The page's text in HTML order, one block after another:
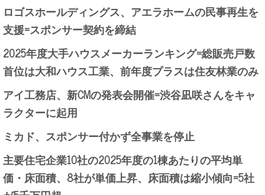
ロゴスホールディングス、アエラホームの民事再生を
支援=スポンサー契約を締結
2025年度大手ハウスメーカーランキング=総販売戸数
首位は大和ハウス工業、前年度プラスは住友林業のみ
アイ工務店、新CMの発表会開催=渋谷凪咲さんをキャ
ラクターに起用
ミカド、スポンサー付かず全事業を停止
主要住宅企業10社の2025年度の1棟あたりの平均単
価・床面積、8社が単価上昇、床面積は縮小傾向=5社